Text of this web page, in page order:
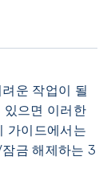
운 작업이 될
있으면 이러한
가이드에서는
금 해제하는 3